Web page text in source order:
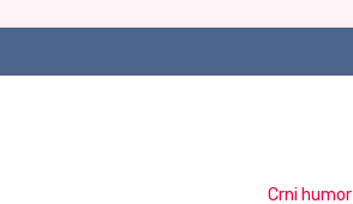
Crni humor